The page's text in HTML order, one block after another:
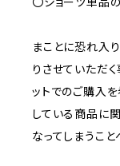
まことに恐れ入
りさせていただ
ットでのご購入
している商品に
なってしまうこ